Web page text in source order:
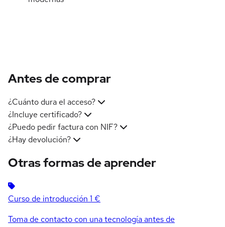
Antes de comprar
¿Cuánto dura el acceso?
¿Incluye certificado?
¿Puedo pedir factura con NIF?
¿Hay devolución?
Otras formas de aprender
Curso de introducción 1 €
Toma de contacto con una tecnología antes de